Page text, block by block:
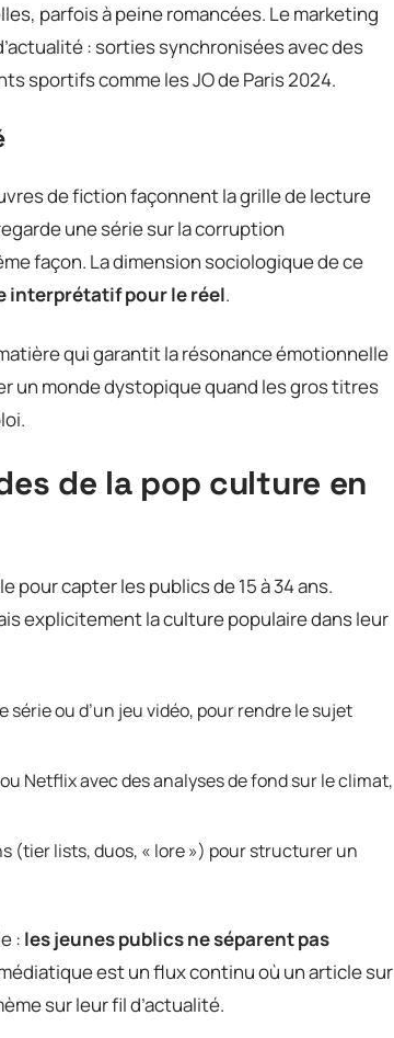
parfois à peine romancées. Le marketing
: sorties synchronisées avec des
sportifs comme les JO de Paris 2024.
de fiction façonnent la grille de lecture
une série sur la corruption
façon. La dimension sociologique de ce
interprétatif pour le réel.
qui garantit la résonance émotionnelle
un monde dystopique quand les gros titres
de la pop culture en
capter les publics de 15 à 34 ans.
explicitement la culture populaire dans leur
série ou d’un jeu vidéo, pour rendre le sujet
Netflix avec des analyses de fond sur le climat,
(tier lists, duos, « lore ») pour structurer un
: les jeunes publics ne séparent pas
est un flux continu où un article sur
sur leur fil d’actualité.